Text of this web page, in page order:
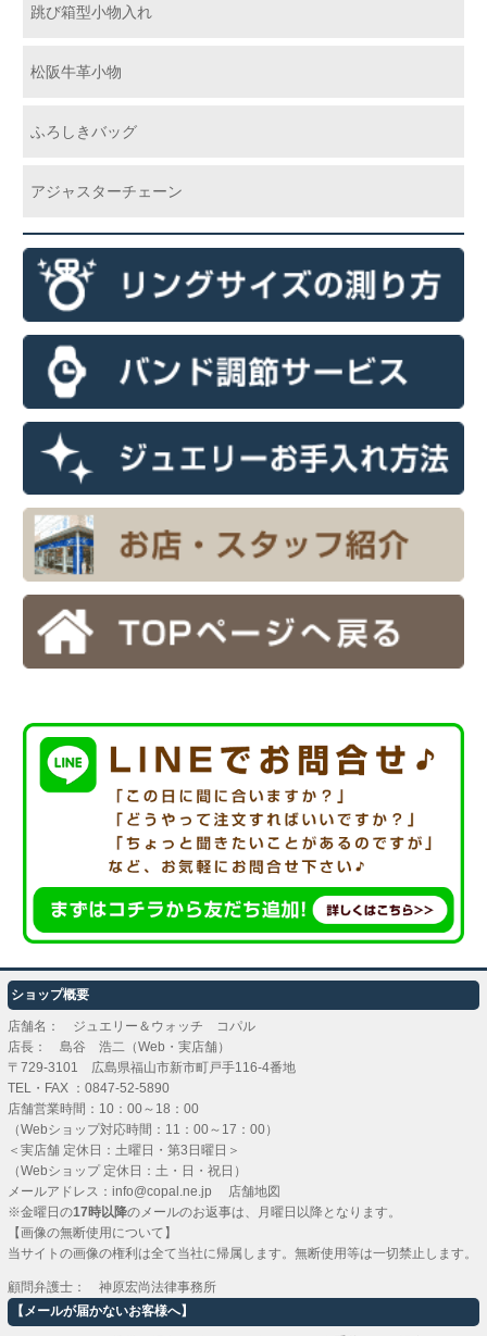
跳び箱型小物入れ
松阪牛革小物
ふろしきバッグ
アジャスターチェーン
ショップ概要
店舗名： ジュエリー＆ウォッチ コパル
店長： 島谷 浩二（Web・実店舗）
〒729-3101 広島県福山市新市町戸手116-4番地
TEL・FAX ： 0847-52-5890
店舗営業時間：10：00～18：00
（Webショップ対応時間：11：00～17：00）
＜実店舗 定休日：土曜日・第3日曜日＞
（Webショップ 定休日：土・日・祝日）
メールアドレス： info@copal.ne.jp
店舗地図
※金曜日の17時以降のメールのお返事は、月曜日以降となります。
【画像の無断使用について】
当サイトの画像の権利は全て当社に帰属します。無断使用等は一切禁止します。
顧問弁護士： 神原宏尚法律事務所
【メールが届かないお客様へ】